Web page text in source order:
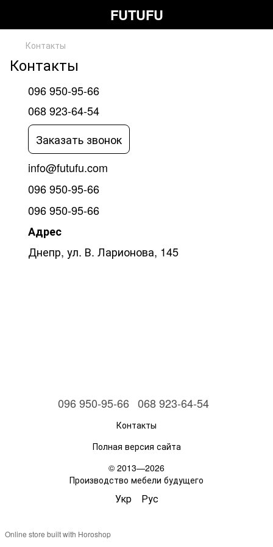
FUTUFU
Контакты
Контакты
096 950-95-66
068 923-64-54
Заказать звонок
info@futufu.com
096 950-95-66
096 950-95-66
Адрес
Днепр, ул. В. Ларионова, 145
096 950-95-66 068 923-64-54
Контакты
Полная версия сайта
© 2013—2026
Производство мебели будущего
Укр Рус
Online store built with Horoshop